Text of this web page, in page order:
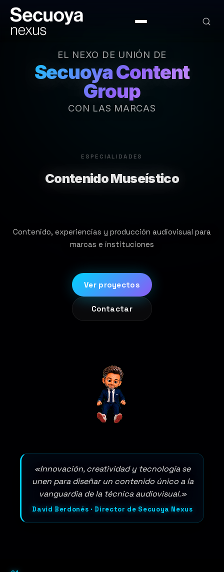
EL NEXO DE UNIÓN DE
Secuoya Content
Group
CON LAS MARCAS
ESPECIALIDADES
Interactivos
Contenido, experiencias y producción audiovisual para
marcas e instituciones
Ver proyectos
Contactar
«Innovación, creatividad y tecnología se
unen para diseñar un contenido único a la
vanguardia de la técnica audiovisual.»
David Berdonés · Director de Secuoya Nexus